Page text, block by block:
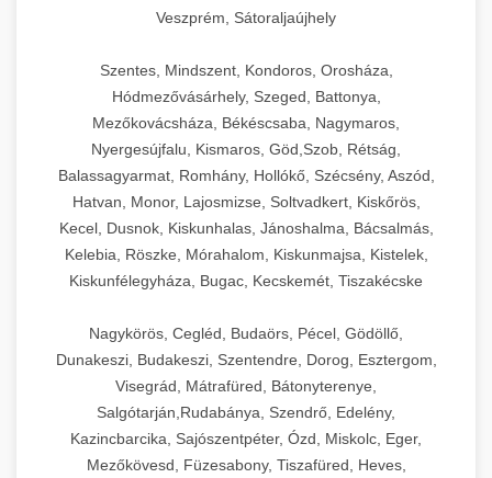
Veszprém, Sátoraljaújhely
Szentes, Mindszent, Kondoros, Orosháza,
Hódmezővásárhely, Szeged, Battonya,
Mezőkovácsháza, Békéscsaba, Nagymaros,
Nyergesújfalu, Kismaros, Göd,Szob, Rétság,
Balassagyarmat, Romhány, Hollókő, Szécsény, Aszód,
Hatvan, Monor, Lajosmizse, Soltvadkert, Kiskőrös,
Kecel, Dusnok, Kiskunhalas, Jánoshalma, Bácsalmás,
Kelebia, Röszke, Mórahalom, Kiskunmajsa, Kistelek,
Kiskunfélegyháza, Bugac, Kecskemét, Tiszakécske
Nagykörös, Cegléd, Budaörs, Pécel, Gödöllő,
Dunakeszi, Budakeszi, Szentendre, Dorog, Esztergom,
Visegrád, Mátrafüred, Bátonyterenye,
Salgótarján,Rudabánya, Szendrő, Edelény,
Kazincbarcika, Sajószentpéter, Ózd, Miskolc, Eger,
Mezőkövesd, Füzesabony, Tiszafüred, Heves,